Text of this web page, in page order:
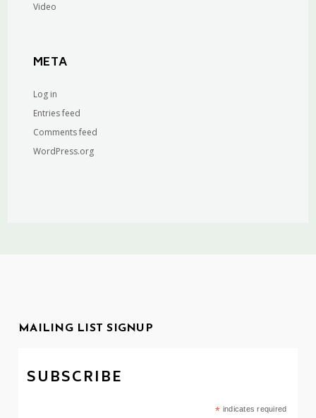
Video
META
Log in
Entries feed
Comments feed
WordPress.org
MAILING LIST SIGNUP
SUBSCRIBE
* indicates required